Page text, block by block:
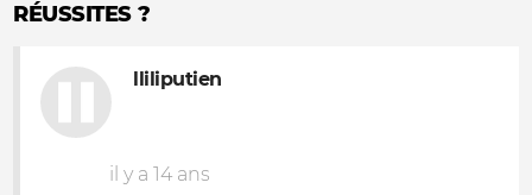
RÉUSSITES ?
lliliputien
il y a 14 ans